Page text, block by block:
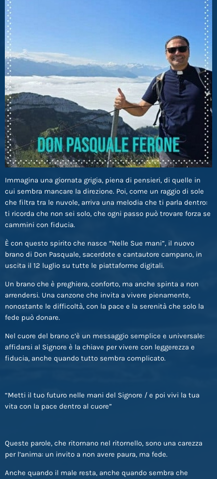
Immagina una giornata grigia, piena di pensieri, di quelle in
cui sembra mancare la direzione. Poi, come un raggio di sole
che filtra tra le nuvole, arriva una melodia che ti parla dentro:
ti ricorda che non sei solo, che ogni passo può trovare forza se
cammini con fiducia.
È con questo spirito che nasce “Nelle Sue mani”, il nuovo
brano di Don Pasquale, sacerdote e cantautore campano, in
uscita il 12 luglio su tutte le piattaforme digitali.
Un brano che è preghiera, conforto, ma anche spinta a non
arrendersi. Una canzone che invita a vivere pienamente,
nonostante le difficoltà, con la pace e la serenità che solo la
fede può donare.
Nel cuore del brano c’è un messaggio semplice e universale:
affidarsi al Signore è la chiave per vivere con leggerezza e
fiducia, anche quando tutto sembra complicato.
“Metti il tuo futuro nelle mani del Signore / e poi vivi la tua
vita con la pace dentro al cuore”
Queste parole, che ritornano nel ritornello, sono una carezza
per l’anima: un invito a non avere paura, ma fede.
Anche quando il male resta, anche quando sembra che